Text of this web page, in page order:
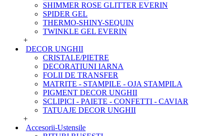
SHIMMER ROSE GLITTER EVERIN
SPIDER GEL
THERMO-SHINY-SEQUIN
TWINKLE GEL EVERIN
+
DECOR UNGHII
CRISTALE/PIETRE
DECORATIUNI IARNA
FOLII DE TRANSFER
MATRITE - STAMPILE - OJA STAMPILA
PIGMENT DECOR UNGHII
SCLIPICI - PAIETE - CONFETTI - CAVIAR
TATUAJE DECOR UNGHII
+
Accesorii-Ustensile